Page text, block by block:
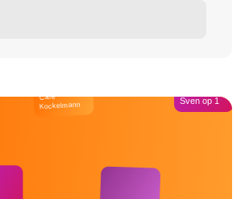
Café
Kockelmann Sven op 1